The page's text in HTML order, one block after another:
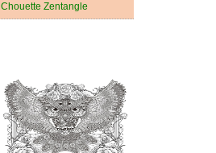
Chouette Zentangle